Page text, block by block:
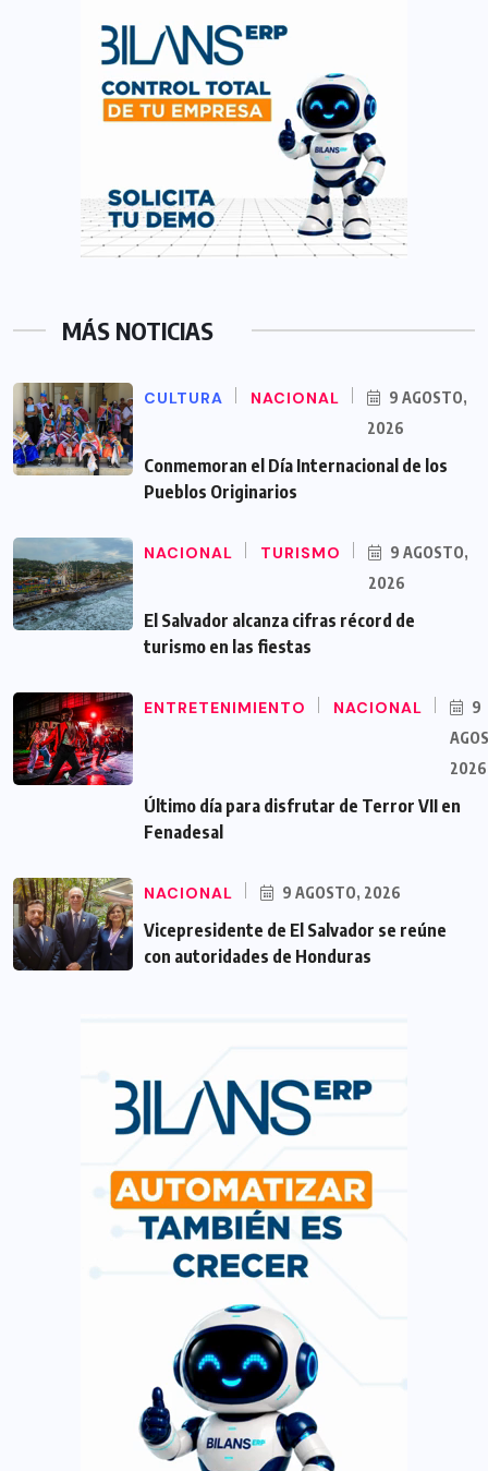
MÁS NOTICIAS
CULTURA NACIONAL
9 AGOSTO,
2026
Conmemoran el Día Internacional de los
Pueblos Originarios
NACIONAL TURISMO
9 AGOSTO,
2026
El Salvador alcanza cifras récord de
turismo en las fiestas
ENTRETENIMIENTO NACIONAL
9
2026
Último día para disfrutar de Terror VII en
Fenadesal
NACIONAL 9 AGOSTO, 2026
Vicepresidente de El Salvador se reúne
con autoridades de Honduras